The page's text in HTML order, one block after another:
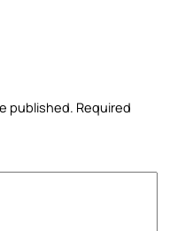
published. Required